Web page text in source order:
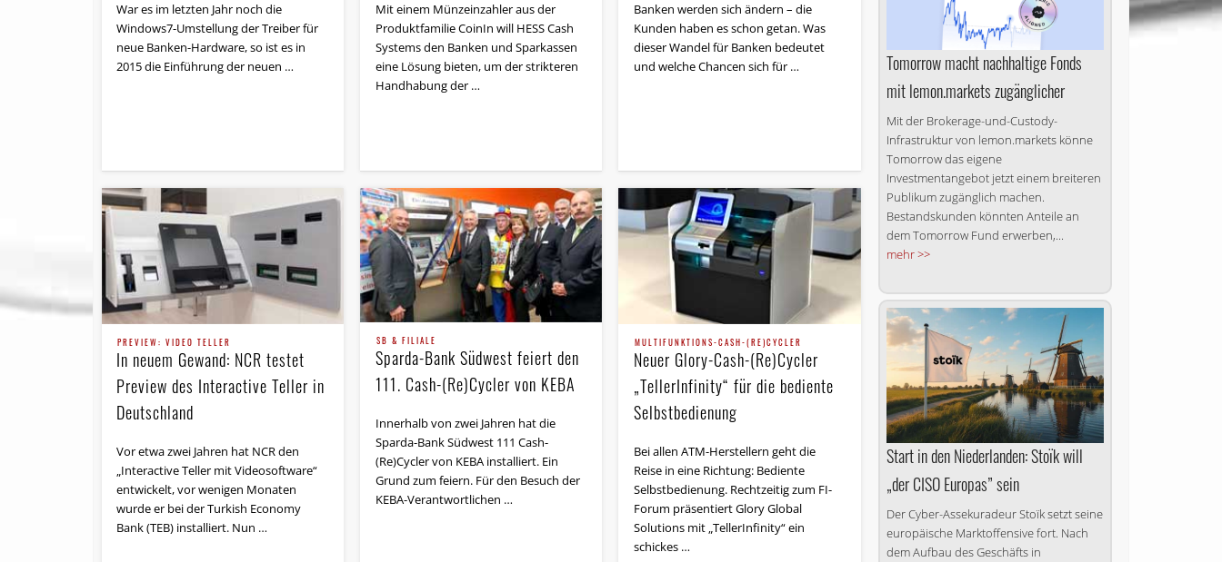
War es im letzten Jahr noch die
Windows7-Umstellung der Treiber für
neue Banken-Hardware, so ist es in
2015 die Einführung der neuen …
Mit einem Münzeinzahler aus der
Produktfamilie CoinIn will HESS Cash
Systems den Banken und Sparkassen
eine Lösung bieten, um der strikteren
Handhabung der …
Banken werden sich ändern – die
Kunden haben es schon getan. Was
dieser Wandel für Banken bedeutet
und welche Chancen sich für …
PREVIEW: VIDEO TELLER
In neuem Gewand: NCR testet
Preview des Interactive Teller in
Deutschland
Vor etwa zwei Jahren hat NCR den
„Interactive Teller mit Videosoftware“
entwickelt, vor wenigen Monaten
wurde er bei der Tur­kish Eco­nomy
Bank (TEB) installiert. Nun …
SB & FILIALE
Sparda-Bank Südwest feiert den
111. Cash-(Re)Cycler von KEBA
Innerhalb von zwei Jahren hat die
Sparda-Bank Südwest 111 Cash-
(Re)Cycler von KEBA installiert. Ein
Grund zum feiern. Für den Besuch der
KEBA-Verantwortlichen …
MULTIFUNKTIONS-CASH-(RE)CYCLER
Neuer Glory-Cash-(Re)Cycler
„TellerInfinity“ für die bediente
Selbstbedienung
Bei allen ATM-Herstellern geht die
Reise in eine Richtung: Bediente
Selbstbedienung. Rechtzeitig zum FI-
Forum präsentiert Glory Global
Solutions mit „TellerInfinity“ ein
schickes …
Tomorrow macht nachhaltige Fonds
mit lemon.markets zugänglicher
Mit der Brokerage-und-Custody-
Infrastruktur von lemon.markets könne
Tomorrow das eigene
Investmentangebot jetzt einem breiteren
Publikum zugänglich machen.
Bestandskunden könnten Anteile an
dem Tomorrow Fund erwerben,...
mehr >>
Start in den Niederlanden: Stoïk will
„der CISO Europas” sein
Der Cyber-Assekuradeur Stoïk setzt seine
europäische Marktoffensive fort. Nach
dem Aufbau des Geschäfts in